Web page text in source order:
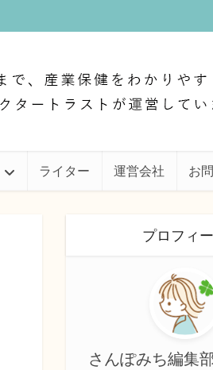
ライター 運営会社 お
プロフィ
さんぽみち編集